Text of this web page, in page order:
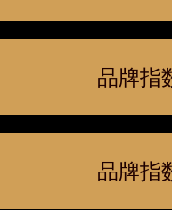
品牌指
品牌指